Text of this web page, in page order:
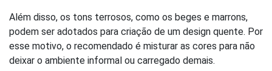
Além disso, os tons terrosos, como os beges e marrons,
podem ser adotados para criação de um design quente. Por
esse motivo, o recomendado é misturar as cores para não
deixar o ambiente informal ou carregado demais.